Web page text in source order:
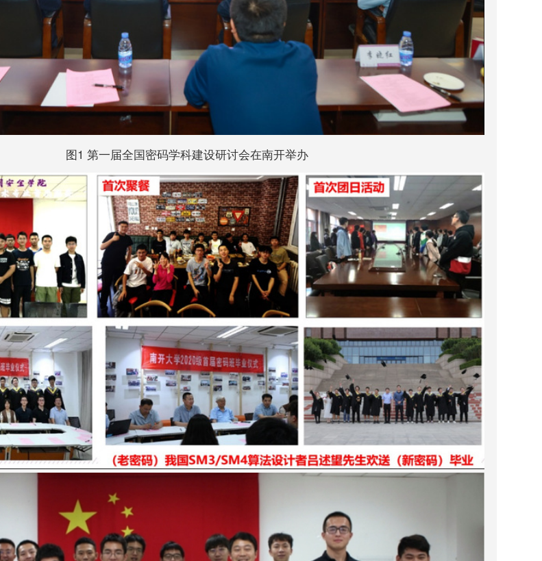
图1 第一届全国密码学科建设研讨会在南开举办